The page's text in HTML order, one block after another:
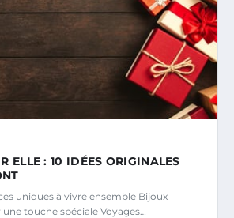
ELLE : 10 IDÉES ORIGINALES
uniques à vivre ensemble Bijoux
touche spéciale Voyages…